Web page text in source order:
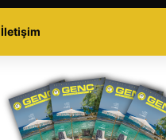
İletişim